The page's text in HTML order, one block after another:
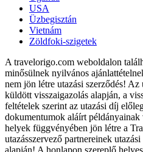
USA
Üzbegisztán
Vietnám
Zöldfoki-szigetek
A travelorigo.com weboldalon
minősülnek nyilvános
nem jön létre utazási szerződés! Az
küldött visszaigazolás alapján, a
feltételek szerint az utazási díj
dokumentumok aláírt példányainak
helyek függvényében jön létre a
utazásszervező partnereinek
alapján! A honlapon szereplő